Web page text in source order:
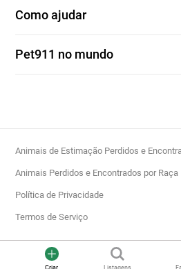
Criar Listagens
Como ajudar
Pet911 no mundo
Animais de Estimação Perdidos e
Animais Perdidos e Encontrados por Raça
Política de Privacidade
Termos de Serviço